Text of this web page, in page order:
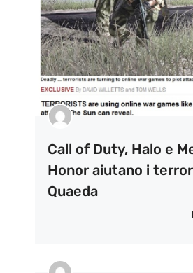
Call of Duty, Halo e
Honor aiutano i
Quaeda